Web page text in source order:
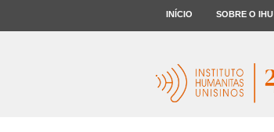
INÍCIO SOBRE O IHU